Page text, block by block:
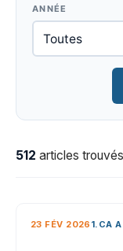
ANNÉE
512 articles trouvés
23 FÉV 2026 1.CA